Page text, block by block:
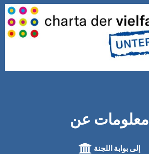
معلومات عن
إلى بوابة اللجنة